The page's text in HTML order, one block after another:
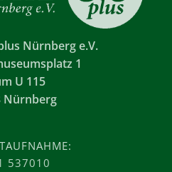
Nürnberg e.V.
1
U 115
Nürnberg
537010